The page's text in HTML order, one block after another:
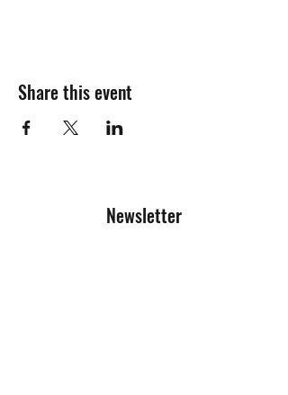
Share this event
Newsletter